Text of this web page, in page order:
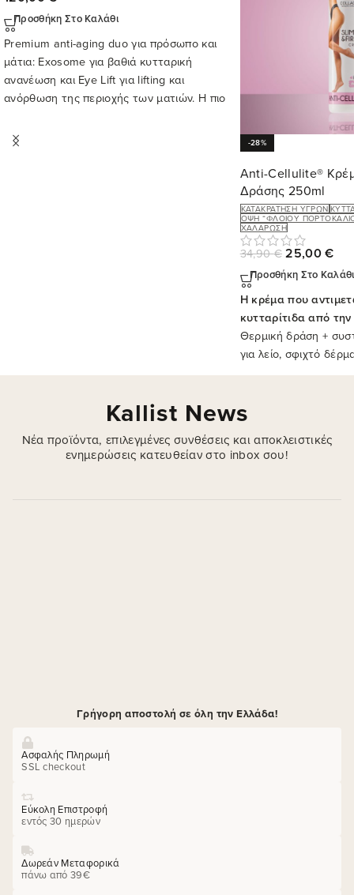
Προσθήκη Στο Καλάθι
Premium anti-aging duo για πρόσωπο και
μάτια: Exosome για βαθιά κυτταρική
ανανέωση και Eye Lift για lifting και
ανόρθωση της περιοχής των ματιών. Η πιο
Kallist.
-28%
Anti-Cellulite®
Δράσης 250ml
ΚΑΤΑΚΡΆΤΗΣΗ ΥΓΡΏΝ
ΌΨΗ “ΦΛΟΙΟΎ
ΧΑΛΆΡΩΣΗ
34,90€ 25,00€
Προσθήκη Στο Καλάθι
Η κρέμα που
κυτταρίτιδα από
Θερμική δράση +
για λείο, σφιχτό
αντικυτταριδικό της
Kallist News
Νέα προϊόντα, επιλεγμένες συνθέσεις και αποκλειστικές
ενημερώσεις κατευθείαν στο inbox σου!
Γρήγορη αποστολή σε όλη την Ελλάδα!
Ασφαλής Πληρωμή
SSL checkout
Εύκολη Επιστροφή
εντός 30 ημερών
Δωρεάν Μεταφορικά
πάνω από 39€